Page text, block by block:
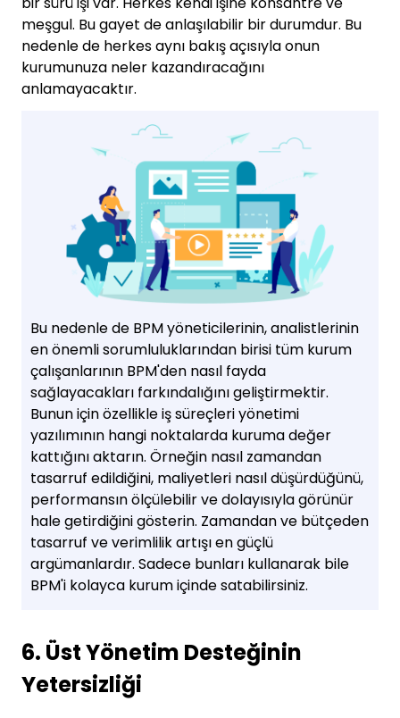
meşgul. Bu gayet de anlaşılabilir bir durumdur. Bu
nedenle de herkes aynı bakış açısıyla onun
kurumunuza neler kazandıracağını
anlamayacaktır.
Bu nedenle de BPM yöneticilerinin, analistlerinin
en önemli sorumluluklarından birisi tüm kurum
çalışanlarının BPM'den nasıl fayda
sağlayacakları farkındalığını geliştirmektir.
Bunun için özellikle iş süreçleri yönetimi
yazılımının hangi noktalarda kuruma değer
kattığını aktarın. Örneğin nasıl zamandan
tasarruf edildiğini, maliyetleri nasıl düşürdüğünü,
performansın ölçülebilir ve dolayısıyla görünür
hale getirdiğini gösterin. Zamandan ve bütçeden
tasarruf ve verimlilik artışı en güçlü
argümanlardır. Sadece bunları kullanarak bile
BPM'i kolayca kurum içinde satabilirsiniz.
6. Üst Yönetim Desteğinin
Yetersizliği